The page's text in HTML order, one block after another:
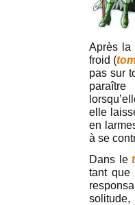
Après la
froid (
pas sur
elle
en
à se
Dans le
tant que
solitude,